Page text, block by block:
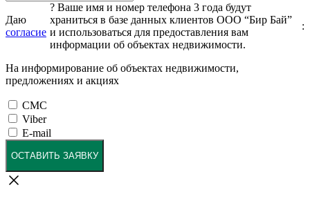
Даю
согласие
? Ваше имя и номер телефона 3 года будут
храниться в базе данных клиентов ООО “Бир Бай”
и использоваться для предоставления вам
информации об объектах недвижимости.
:
На информирование об объектах недвижимости,
предложениях и акциях
СМС
Viber
E-mail
ОСТАВИТЬ ЗАЯВКУ